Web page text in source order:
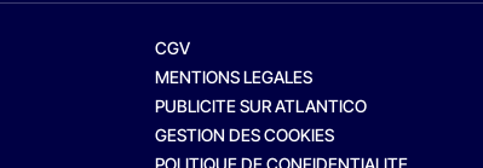
CGV
MENTIONS LEGALES
PUBLICITE SUR ATLANTICO
GESTION DES COOKIES
POLITIQUE DE CONFIDENTIALITE